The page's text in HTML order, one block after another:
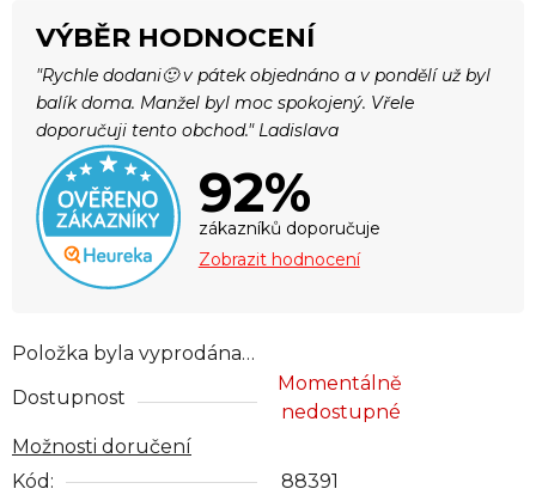
VÝBĚR HODNOCENÍ
"Rychle dodani🙂 v pátek objednáno a v pondělí už byl
balík doma. Manžel byl moc spokojený. Vřele
doporučuji tento obchod." Ladislava
92%
zákazníků doporučuje
Zobrazit hodnocení
Položka byla vyprodána…
Dostupnost
Momentálně
nedostupné
Možnosti doručení
Kód:
88391